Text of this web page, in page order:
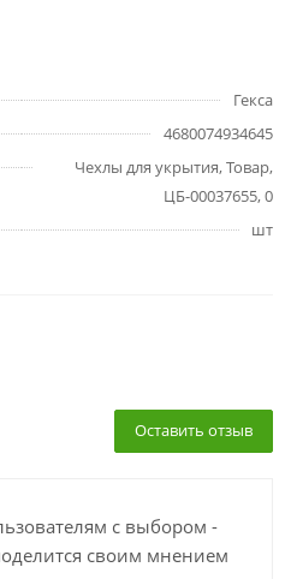
Гекса
4680074934645
Чехлы для укрытия, Товар,
ЦБ-00037655, 0
шт
Оставить отзыв
с выбором -
своим мнением